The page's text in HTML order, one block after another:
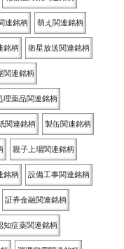
連銘柄 萌え関連銘柄
銘柄 衛星放送関連銘柄
関連銘柄
理薬品関連銘柄
関連銘柄 製缶関連銘柄
親子上場関連銘柄
銘柄 設備工事関連銘柄
証券金融関連銘柄
知症薬関連銘柄